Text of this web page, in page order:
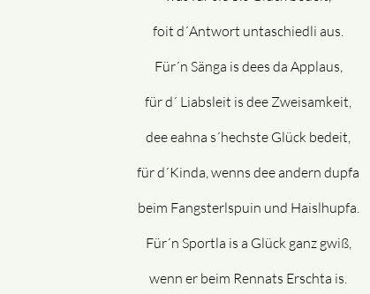
foit d´Antwort untaschiedli aus.
Für´n Sänga is dees da Applaus,
für d´ Liabsleit is dee Zweisamkeit,
dee eahna s´hechste Glück bedeit,
für d´Kinda, wenns dee andern dupfa
beim Fangsterlspuin und Haislhupfa.
Für´n Sportla is a Glück ganz gwiß,
wenn er beim Rennats Erschta is.